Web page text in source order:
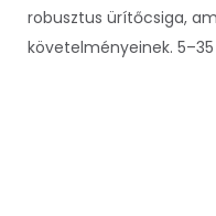
robusztus ürítőcsiga,
követelményeinek.